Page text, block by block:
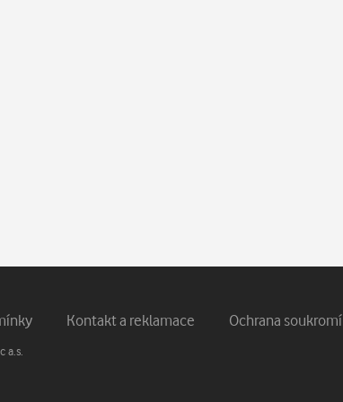
Kontakt a reklamace Ochrana soukromí
a.s.